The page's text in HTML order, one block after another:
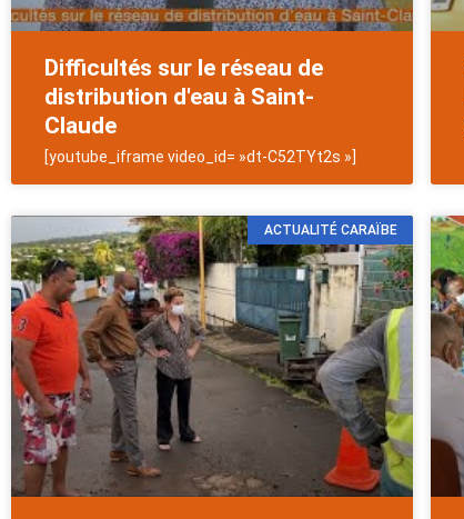
Difficultés sur le réseau de
distribution d'eau à Saint-
Claude
[youtube_iframe video_id= »dt-C52TYt2s »]
ACTUALITÉ CARAÏBE